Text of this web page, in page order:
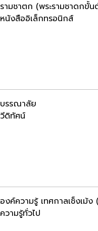
รามชาตก (พระรามชาดกขั้
หนังสืออิเล็กทรอนิกส์
บรรณาลัย
วีดิทัศน์
องค์ความรู้ เทศกาลเช็งเม้ง
ความรู้ทั่วไป